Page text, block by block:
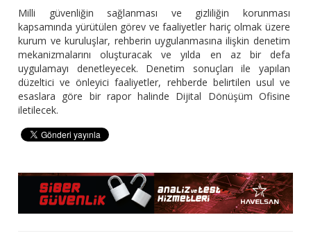
Milli güvenliğin sağlanması ve gizliliğin korunması
kapsamında yürütülen görev ve faaliyetler hariç olmak üzere
kurum ve kuruluşlar, rehberin uygulanmasına ilişkin denetim
mekanizmalarını oluşturacak ve yılda en az bir defa
uygulamayı denetleyecek. Denetim sonuçları ile yapılan
düzeltici ve önleyici faaliyetler, rehberde belirtilen usul ve
esaslara göre bir rapor halinde Dijital Dönüşüm Ofisine
iletilecek.